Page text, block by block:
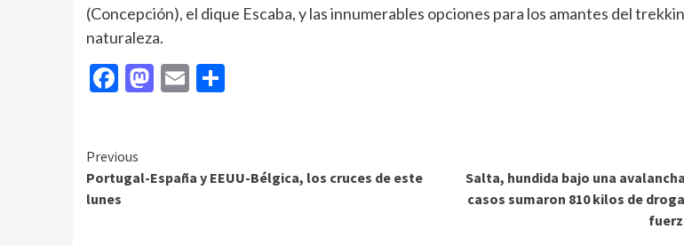
(Concepción), el dique Escaba, y las innumerables opciones para los amantes del
naturaleza.
Facebook
Mastodon
Email
Continue
Reading
Previous
Portugal-España y EEUU-Bélgica, los cruces de este
lunes
Salta, hundida bajo una
casos sumaron 810 kilos de